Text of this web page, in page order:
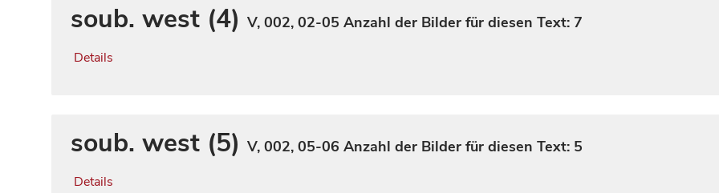
soub. west (4) V, 002, 02-05 Anzahl der Bilder für diesen Text: 7
Details
soub. west (5) V, 002, 05-06 Anzahl der Bilder für diesen Text: 5
Details